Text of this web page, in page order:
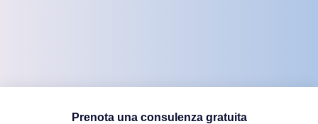
Prenota una consulenza gratuita